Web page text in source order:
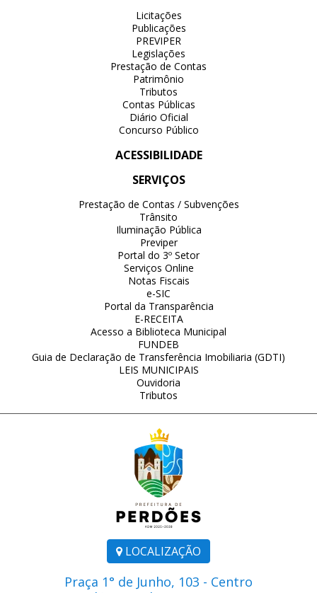
LOCALIZAÇÃO
Praça 1° de Junho, 103 - Centro
Licitações
Publicações
PREVIPER
Legislações
Prestação de Contas
Patrimônio
Tributos
Contas Públicas
Diário Oficial
Concurso Público
ACESSIBILIDADE
SERVIÇOS
Prestação de Contas / Subvenções
Trânsito
Iluminação Pública
Previper
Portal do 3º Setor
Serviços Online
Notas Fiscais
e-SIC
Portal da Transparência
E-RECEITA
Acesso a Biblioteca Municipal
FUNDEB
Guia de Declaração de Transferência Imobiliaria (GDTI)
LEIS MUNICIPAIS
Ouvidoria
Tributos